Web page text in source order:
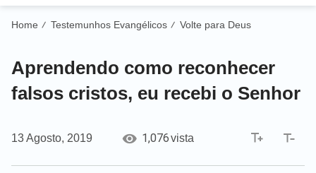
Home / Testemunhos Evangélicos / Volte para Deus
Aprendendo como reconhecer
falsos cristos, eu recebi o Senhor
13 Agosto, 2019 1,076vista